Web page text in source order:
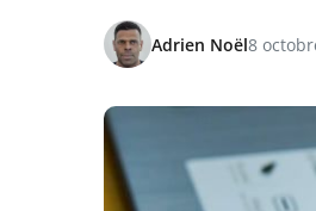
Adrien Noël8